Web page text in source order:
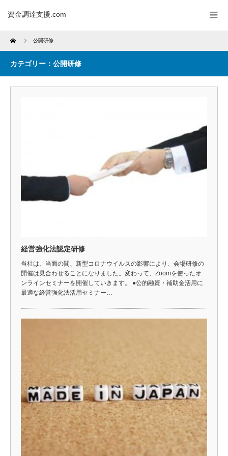
資金調達支援.com
Home 公開研修
カテゴリー：公開研修
経営強化法認定研修
当社は、当面の間、新型コロナウイルスの影響により、会場研修の
開催は見合わせることになりました。変わって、Zoomを使ったオ
ンラインセミナーを開催していきます。 ●公的融資・補助金活用に
最適な経営強化法活用セミナー…